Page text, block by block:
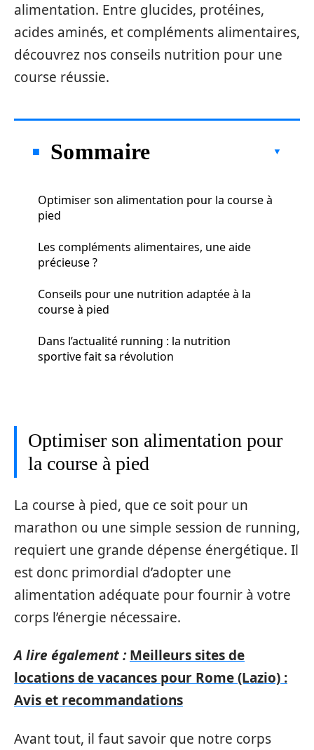
alimentation. Entre glucides, protéines,
acides aminés, et compléments alimentaires,
découvrez nos conseils nutrition pour une
course réussie.
Sommaire
Optimiser son alimentation pour la course à
pied
Les compléments alimentaires, une aide
précieuse ?
Conseils pour une nutrition adaptée à la
course à pied
Dans l’actualité running : la nutrition
sportive fait sa révolution
Optimiser son alimentation pour
la course à pied
La course à pied, que ce soit pour un
marathon ou une simple session de running,
requiert une grande dépense énergétique. Il
est donc primordial d’adopter une
alimentation adéquate pour fournir à votre
corps l’énergie nécessaire.
A lire également : Meilleurs sites de
locations de vacances pour Rome (Lazio) :
Avis et recommandations
Avant tout, il faut savoir que notre corps